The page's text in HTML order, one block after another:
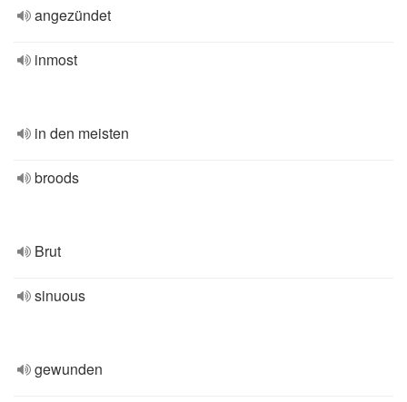
angezündet
inmost
in den meisten
broods
Brut
sinuous
gewunden